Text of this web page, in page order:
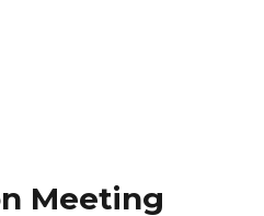
Meeting